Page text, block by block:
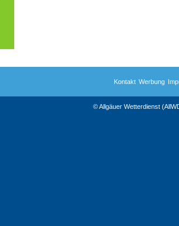
Kontakt Werbung
© Allgäuer Wetterdienst